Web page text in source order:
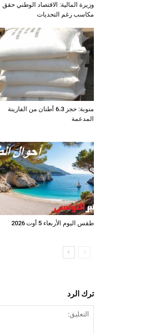
وزيرة المالية: الاقتصاد الوطني حقق
مكاسب رغم التحديات
منوبة: حجز 6،3 أطنان من الفارينة
المدعمة
طقس اليوم الأربعاء 5 أوت 2026
ترك الرد